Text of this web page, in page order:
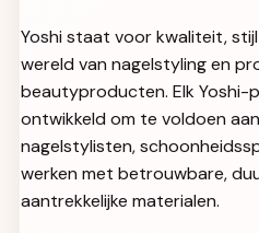
Yoshi staat voor kwaliteit,
wereld van nagelstyling en
beautyproducten. Elk Yoshi-
ontwikkeld om te voldoen
nagelstylisten,
werken met betrouwbare,
aantrekkelijke materialen.